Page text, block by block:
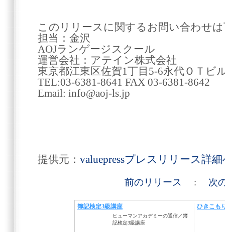
このリリースに関するお問い合わせ
担当：金沢
AOJランゲージスクール
運営会社：アテイン株式会社
東京都江東区佐賀1丁目5-6永代ＯＴビ
TEL:03-6381-8641 FAX 03-6381-8642
Email: info@aoj-ls.jp
提供元： valuepressプレスリリース詳
前のリリース : 次